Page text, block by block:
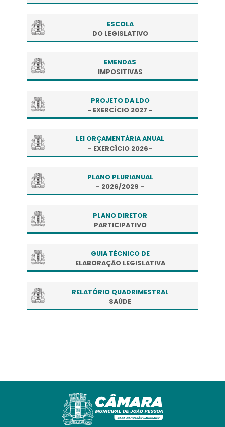
ESCOLA
DO LEGISLATIVO
EMENDAS
IMPOSITIVAS
PROJETO DA LDO
- EXERCÍCIO 2027 -
LEI ORÇAMENTÁRIA ANUAL
- EXERCÍCIO 2026-
PLANO PLURIANUAL
- 2026/2029 -
PLANO DIRETOR
PARTICIPATIVO
GUIA TÉCNICO DE
ELABORAÇÃO LEGISLATIVA
RELATÓRIO QUADRIMESTRAL
SAÚDE